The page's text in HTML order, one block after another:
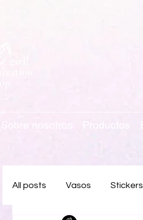
All posts Vasos Stickers